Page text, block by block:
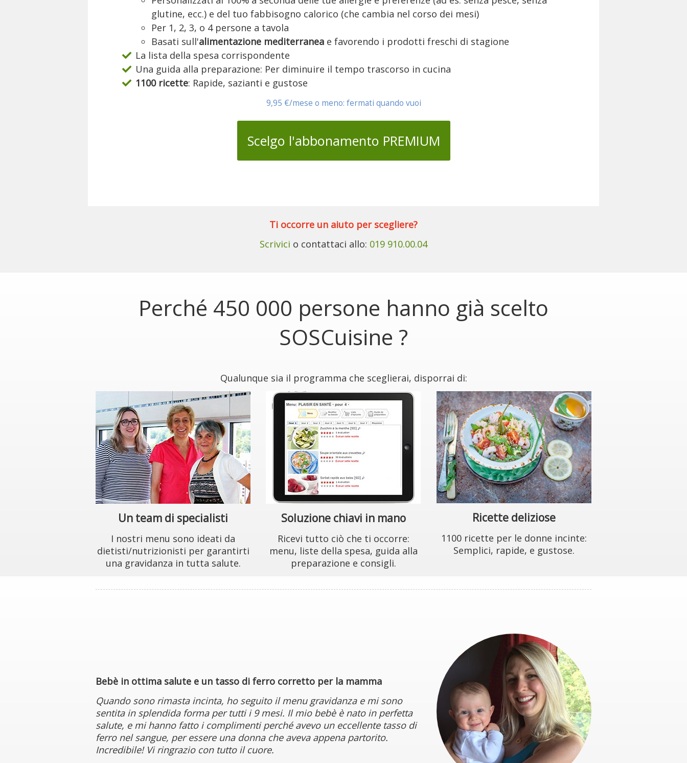
glutine, ecc.) e del tuo fabbisogno calorico (che cambia nel corso dei mesi)
Per 1, 2, 3, o 4 persone a tavola
Basati sull'alimentazione mediterranea e favorendo i prodotti freschi di stagione
La lista della spesa corrispondente
Una guida alla preparazione: Per diminuire il tempo trascorso in cucina
1100 ricette: Rapide, sazianti e gustose
9,95 €/mese o meno: fermati quando vuoi
Scelgo l'abbonamento PREMIUM
Ti occorre un aiuto per scegliere?
Scrivici o contattaci allo: 019 910.00.04
Perché 450 000 persone hanno già scelto
SOSCuisine ?
Qualunque sia il programma che sceglierai, disporrai di:
Un team di specialisti
I nostri menu sono ideati da
dietisti/nutrizionisti per garantirti
una gravidanza in tutta salute.
Soluzione chiavi in mano
Ricevi tutto ciò che ti occorre:
menu, liste della spesa, guida alla
preparazione e consigli.
Ricette deliziose
1100 ricette per le donne incinte:
Semplici, rapide, e gustose.
Bebè in ottima salute e un tasso di ferro corretto per la mamma
Quando sono rimasta incinta, ho seguito il menu gravidanza e mi sono
sentita in splendida forma per tutti i 9 mesi. Il mio bebè è nato in perfetta
salute, e mi hanno fatto i complimenti perché avevo un eccellente tasso di
ferro nel sangue, per essere una donna che aveva appena partorito.
Incredibile! Vi ringrazio con tutto il cuore.